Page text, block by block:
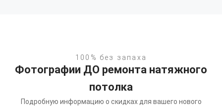
100% без запаха
Фотографии ДО ремонта натяжного
потолка
Подробную информацию о скидках для вашего нового